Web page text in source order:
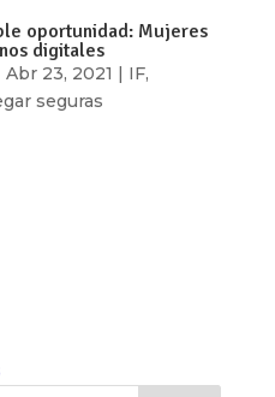
oportunidad: Mujeres
digitales
Abr 23, 2021 | IF,
seguras